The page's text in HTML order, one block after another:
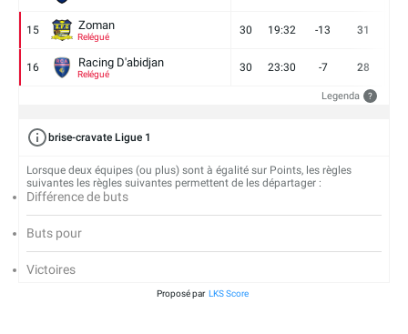
15 Zoman
Relégué
30 19:32 -13 31
16 Racing D'abidjan
Relégué
30 23:30 -7 28
Legenda ?
brise-cravate Ligue 1
Lorsque deux équipes (ou plus) sont à égalité sur Points, les règles
suivantes les règles suivantes permettent de les départager :
Différence de buts
Buts pour
Victoires
Proposé par LKS Score